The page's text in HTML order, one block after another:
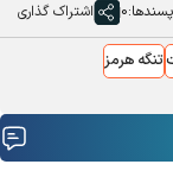
پسندها:0 اشتراک گذاری
تنگه هرمز